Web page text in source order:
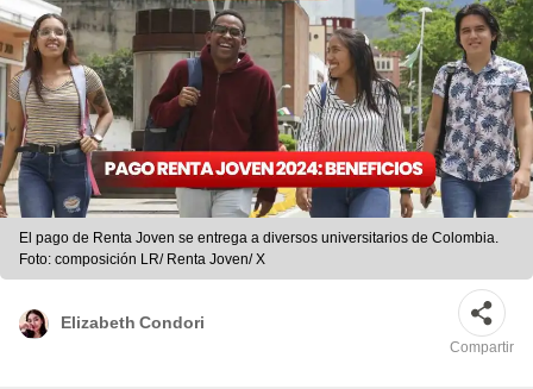
El pago de Renta Joven se entrega a diversos universitarios de Colombia.
Foto: composición LR/ Renta Joven/ X
Elizabeth Condori
Compartir